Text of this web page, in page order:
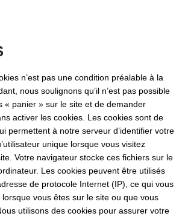
n’est pas une condition préalable à la
nous soulignons qu’il n’est pas possible
« panier » sur le site et de demander
activer les cookies. Les cookies sont de
permettent à notre serveur d’identifier votre
unique lorsque vous visitez
Votre navigateur stocke ces fichiers sur le
Les cookies peuvent être utilisés
de protocole Internet (IP), ce qui vous
vous êtes sur le site ou que vous
utilisons des cookies pour assurer votre